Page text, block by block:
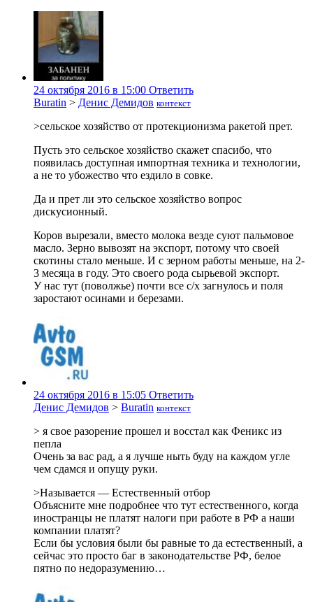
24 октября 2016 в 15:00 Ответить
Buratin > Денис Демидов контекст
>сельское хозяйство от протекционизма ракетой прет.
Пусть это сельское хозяйство скажет спасибо, что
появилась доступная импортная техника и технологии,
а не то убожество что ездило в совке.
Да и прет ли это сельское хозяйство вопрос
дискусионный.
Коров вырезали, вместо молока везде суют пальмовое
масло. Зерно вывозят на экспорт, потому что своей
скотины стало меньше. И с зерном работы меньше, на 2-
3 месяца в году. Это своего рода сырьевой экспорт.
У нас тут (поволжье) почти все с/х загнулось и поля
заростают осинами и березами.
24 октября 2016 в 15:05 Ответить
Денис Демидов > Buratin контекст
> я свое разорение прошел и восстал как Феникс из
пепла
Очень за вас рад, а я лучше ныть буду на каждом угле
чем сдамся и опущу руки.
>Называется — Естественный отбор
Объясните мне подробнее что тут естественного, когда
иностранцы не платят налоги при работе в РФ а наши
компании платят?
Если бы условия были бы равные то да естественный, а
сейчас это просто баг в законодательстве РФ, белое
пятно по недоразумению…